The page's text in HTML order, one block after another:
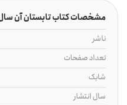
مشخصات کتاب تابستان آن
ناشر
تعداد صفحات
شابک
سال انتشار